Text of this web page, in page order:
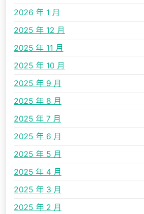
2026 年 1 月
2025 年 12 月
2025 年 11 月
2025 年 10 月
2025 年 9 月
2025 年 8 月
2025 年 7 月
2025 年 6 月
2025 年 5 月
2025 年 4 月
2025 年 3 月
2025 年 2 月